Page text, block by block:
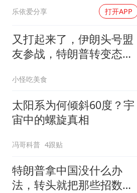
乐依爱分享 打开APP
又打起来了，伊朗头号盟
友参战，特朗普转变态
小怪吃美食
太阳系为何倾斜60度？宇
宙中的螺旋真相
冯哥科普 4跟贴
特朗普拿中国没什么办
法，转头就把那些招数，